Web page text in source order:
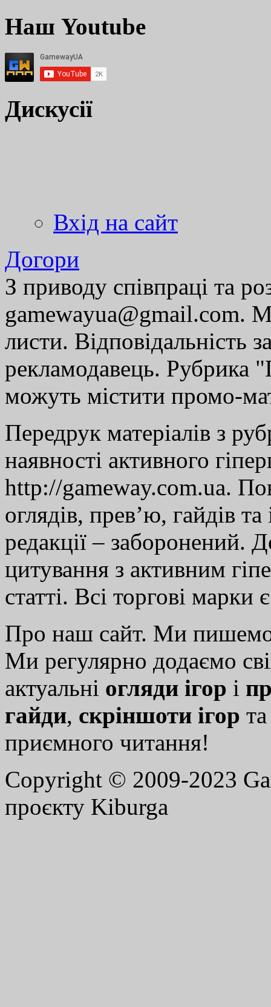
Наш Youtube
Дискусії
Вхід на сайт
Догори
З приводу співпраці та
gamewayua@gmail.com.
листи. Відповідальність
рекламодавець. Рубрика
можуть містити промо-
Передрук матеріалів з
наявності активного
http://gameway.com.ua.
оглядів, прев’ю, гайдів
редакції – заборонений.
цитування з активним
статті. Всі торгові марки
Про наш сайт. Ми
Ми регулярно додаємо
актуальні огляди ігор і
гайди, скріншоти ігор
приємного читання!
Copyright © 2009-2023
проєкту Kiburga